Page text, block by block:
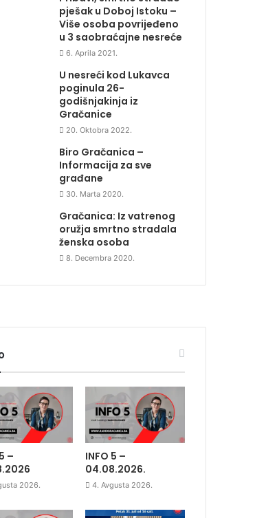
pješak u Doboj Istoku –
Više osoba povrijeđeno
u 3 saobraćajne nesreće
6. Aprila 2021.
U nesreći kod Lukavca
poginula 26-
godišnjakinja iz
Gračanice
20. Oktobra 2022.
Biro Gračanica –
Informacija za sve
građane
30. Marta 2020.
Gračanica: Iz vatrenog
oružja smrtno stradala
ženska osoba
8. Decembra 2020.
–
2026.
INFO 5 –
04.08.2026.
4. Avgusta 2026.